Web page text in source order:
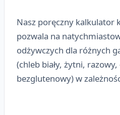
Nasz poręczny kalkulator
pozwala na
odżywczych dla różnych
(chleb biały, żytni,
bezglutenowy) w